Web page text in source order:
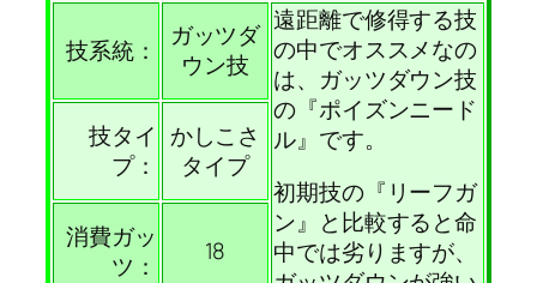
技系統：
ガッツダ
ウン技
遠距離で修得する技
の中でオススメなの
は、ガッツダウン技
の『ポイズンニード
ル』です。
初期技の『リーフガ
ン』と比較すると命
中では劣りますが、
技タイ
プ：
かしこさ
タイプ
消費ガッ
ツ：
18